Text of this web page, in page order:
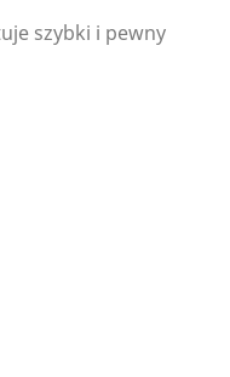
szybki i pewny